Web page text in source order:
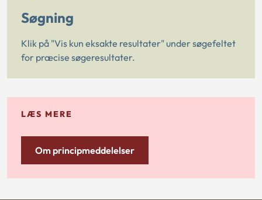
Søgning
Klik på "Vis kun eksakte resultater" under søgefeltet
for præcise søgeresultater.
LÆS MERE
Om principmeddelelser